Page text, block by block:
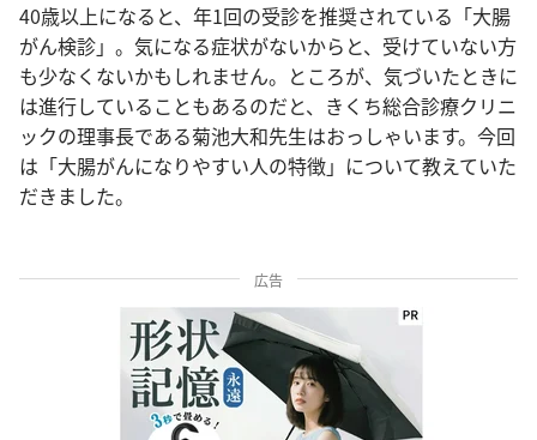
40歳以上になると、年1回の受診を推奨されている「大腸
がん検診」。気になる症状がないからと、受けていない方
も少なくないかもしれません。ところが、気づいたときに
は進行していることもあるのだと、きくち総合診療クリニ
ックの理事長である菊池大和先生はおっしゃいます。今回
は「大腸がんになりやすい人の特徴」について教えていた
だきました。
広告